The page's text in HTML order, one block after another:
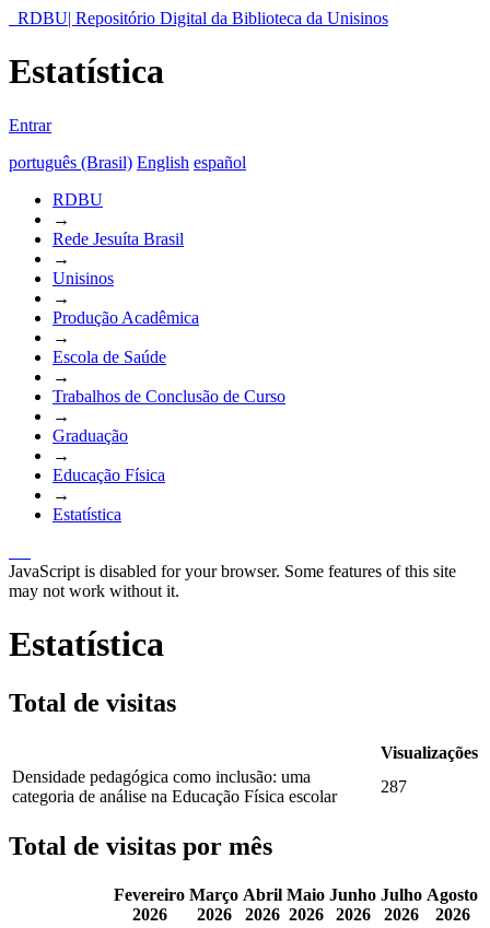
RDBU| Repositório Digital da Biblioteca da Unisinos
Estatística
Entrar
português (Brasil) English español
RDBU
→
Rede Jesuíta Brasil
→
Unisinos
→
Produção Acadêmica
→
Escola de Saúde
→
Trabalhos de Conclusão de Curso
→
Graduação
→
Educação Física
→
Estatística
JavaScript is disabled for your browser. Some features of this site
may not work without it.
Estatística
Total de visitas
Visualizações
Densidade pedagógica como inclusão: uma
categoria de análise na Educação Física escolar
287
Total de visitas por mês
Fevereiro
2026
Março
2026
Abril
2026
Maio
2026
Junho
2026
Julho
2026
Agosto
2026